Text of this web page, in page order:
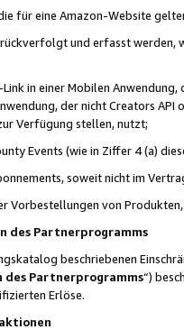
für eine Amazon-Website
und erfasst werden,
in einer Mobilen
der nicht Creators
Verfügung stellen, nutzt;
Events (wie in Ziffer 4 (a)
soweit nicht im
Vorbestellungen von
des Partnerprogramms
beschriebenen
des Partnerprogramms“)
Erlöse.